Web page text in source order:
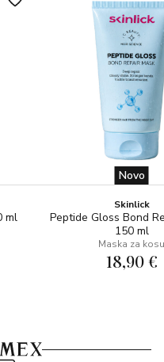
upotrebu kao
niskog repa,
lakoćom.
materijala rPET, ekološki
za svilu, napravljenog
bi inače vjerojatno
ml
Novo
Skinlick
Peptide Gloss Bond
150 ml
Maska za kosu
18,90 €